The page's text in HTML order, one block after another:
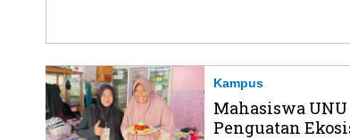
Kampus
Mahasiswa
Penguatan